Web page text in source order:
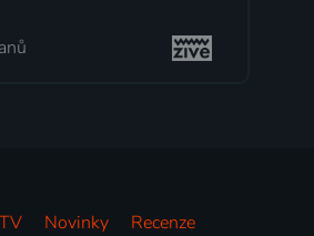
Milada Tomešová
Novinky
Recenze